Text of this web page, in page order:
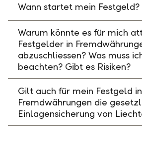
Wann startet mein Festgeld?
Warum könnte es für mich
Festgelder in
abzuschliessen? Was muss
beachten? Gibt es Risiken?
Gilt auch für mein Festgeld in
Fremdwährungen die
Einlagensicherung von